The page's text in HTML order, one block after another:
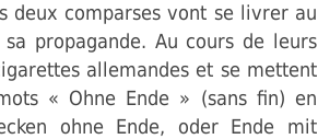
deux comparses vont se livrer au
propagande. Au cours de leurs
allemandes et se mettent
« Ohne Ende » (sans fin) en
ohne Ende, oder Ende mit